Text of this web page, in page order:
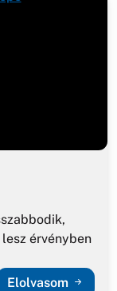
érvényben
Elolvasom